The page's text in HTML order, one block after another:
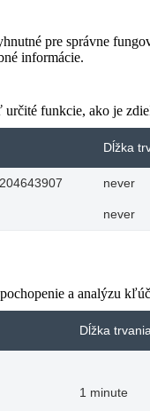
pre správne
informácie.
funkcie, ako je
Dĺžka
never
never
a analýzu
Dĺžka
1 minute